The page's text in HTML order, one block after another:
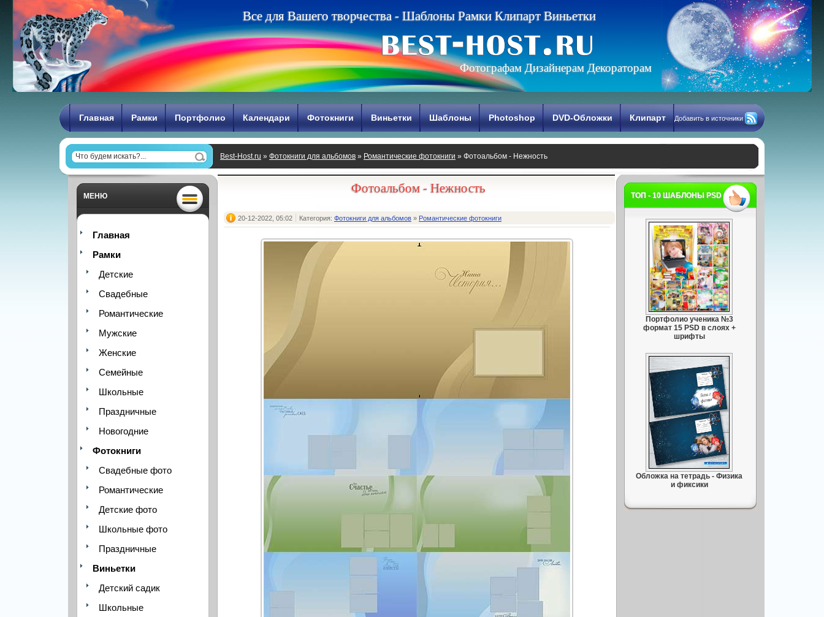
Все для Вашего творчества - Шаблоны Рамки Клипарт Виньетки
Фотографам Дизайнерам Декораторам
Главная Рамки Портфолио Календари Фотокниги Виньетки Шаблоны Photoshop DVD-Обложки Клипарт Добавить в источники
Best-Host.ru » Фотокниги для альбомов » Романтические фотокниги » Фотоальбом - Нежность
МЕНЮ
Главная
Рамки
Детские
Свадебные
Романтические
Мужские
Женские
Семейные
Школьные
Праздничные
Новогодние
Фотокниги
Свадебные фото
Романтические
Детские фото
Школьные фото
Праздничные
Виньетки
Детский садик
Школьные
Фотоальбом - Нежность
20-12-2022, 05:02 Категория: Фотокниги для альбомов » Романтические фотокниги
ТОП - 10 ШАБЛОНЫ PSD
Портфолио ученика №3
формат 15 PSD в слоях +
шрифты
Обложка на тетрадь - Физика
и фиксики